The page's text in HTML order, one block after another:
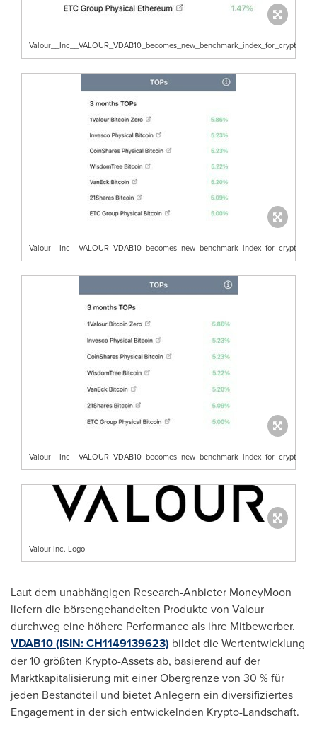
Valour__Inc__VALOUR_VDAB10_becomes_new_benchmark_index_for_crypt
Valour__Inc__VALOUR_VDAB10_becomes_new_benchmark_index_for_crypt
Valour__Inc__VALOUR_VDAB10_becomes_new_benchmark_index_for_crypt
Valour Inc. Logo
Laut dem unabhängigen Research-Anbieter MoneyMoon
liefern die börsengehandelten Produkte von Valour
durchweg eine höhere Performance als ihre Mitbewerber.
VDAB10 (ISIN: CH1149139623) bildet die Wertentwicklung
der 10 größten Krypto-Assets ab, basierend auf der
Marktkapitalisierung mit einer Obergrenze von 30 % für
jeden Bestandteil und bietet Anlegern ein diversifiziertes
Engagement in der sich entwickelnden Krypto-Landschaft.